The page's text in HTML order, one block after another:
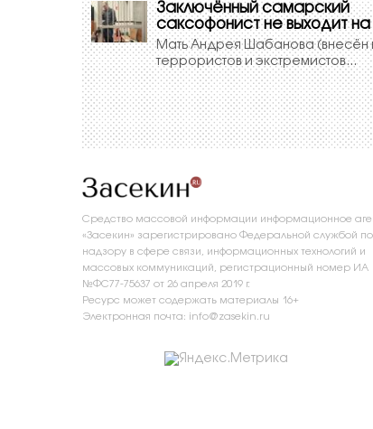
Заключённый самарский
саксофонист не выходит на
Мать Андрея Шабанова (внесён
террористов и экстремистов...
Средство массовой информации информационное
«Засекин» зарегистрировано Федеральной службой по
надзору в сфере связи, информационных технологий и
массовых коммуникаций, регистрационный номер ИА
№ФС77-75637 от 26 апреля 2019 г.
Ресурс может содержать материалы 16+
Электронная почта: info@zasekin.ru